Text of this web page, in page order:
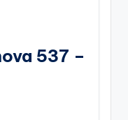
537 –